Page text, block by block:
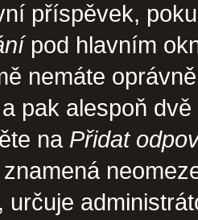
příspěvek,
pod hlavním
nemáte
pak alespoň
na Přidat
určuje